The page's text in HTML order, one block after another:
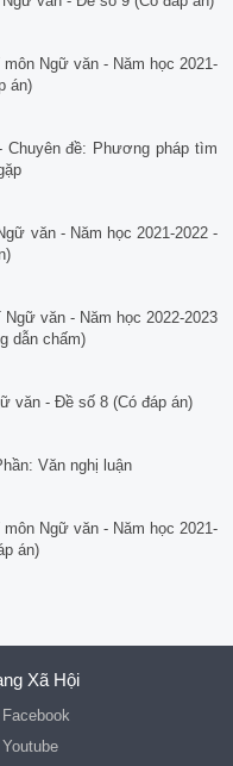
Ngữ văn - Năm học 2021-
án)
đề: Phương pháp tìm
văn - Năm học 2021-2022 -
văn - Năm học 2022-2023
dẫn chấm)
văn - Đề số 8 (Có đáp án)
Văn nghị luận
Ngữ văn - Năm học 2021-
án)
Xã Hội
Facebook
Youtube